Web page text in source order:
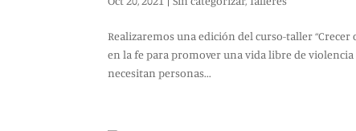
Realizaremos una edición del curso-taller
en la fe para promover una vida libre de violencia
necesitan personas...